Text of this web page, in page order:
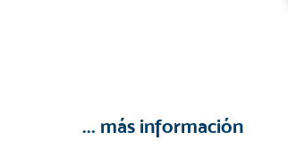
... más información